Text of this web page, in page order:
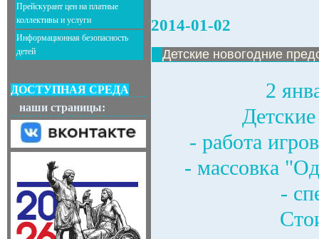
Прейскурант цен на платные
коллективы и услуги
Информационная безопасность
детей
ДОСТУПНАЯ СРЕДА
наши страницы:
2014-01-02
Детские новогодние
2
- работа
- массовка
-